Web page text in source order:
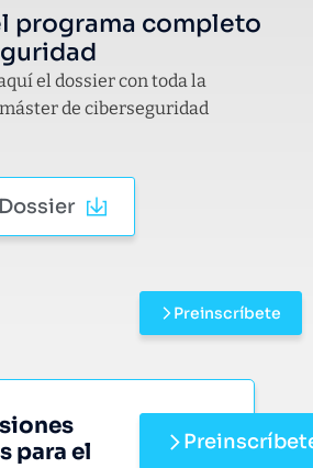
Preinscríbete
programa completo
el dossier con toda la
de ciberseguridad
para el